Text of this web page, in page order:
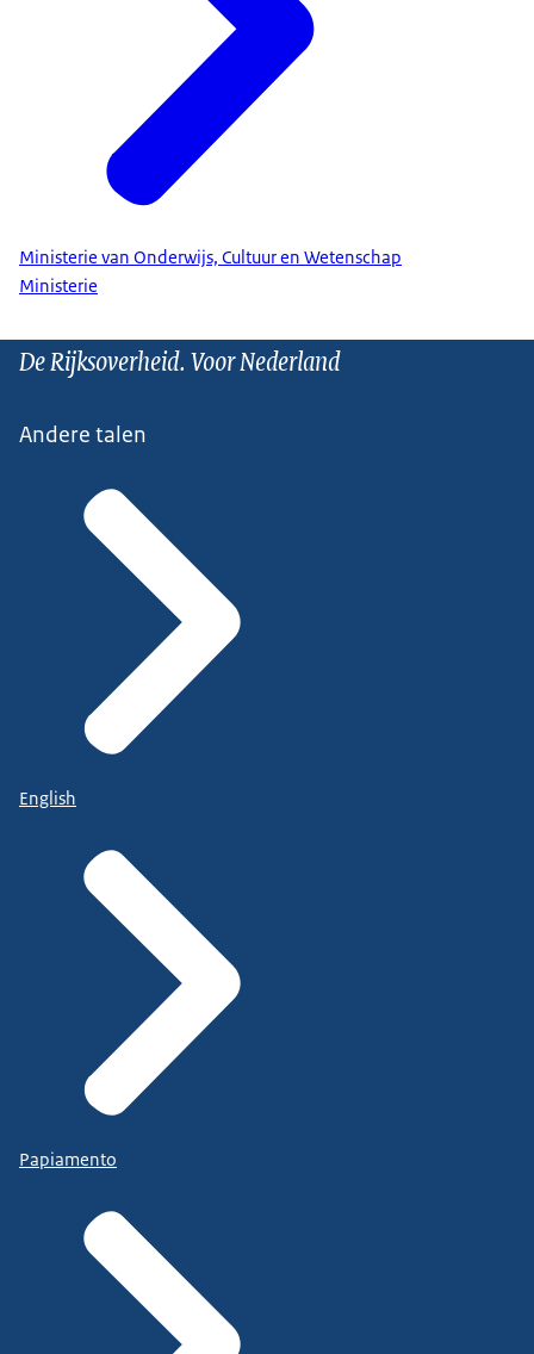
Ministerie van Onderwijs, Cultuur en Wetenschap
Ministerie
De Rijksoverheid. Voor Nederland
Andere talen
English
Papiamento